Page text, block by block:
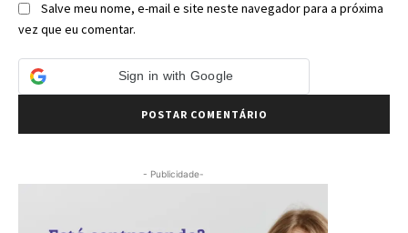
Salve meu nome, e-mail e site neste navegador para a próxima
vez que eu comentar.
Sign in with Google
- Publicidade-